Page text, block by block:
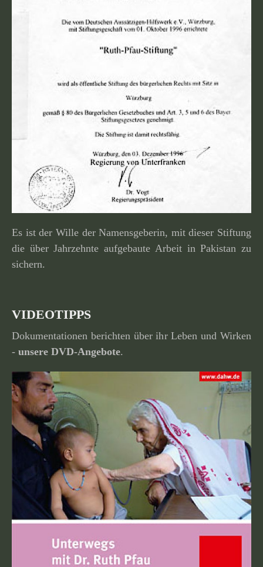
Es ist der Wille der Namensgeberin, mit dieser Stiftung
die über Jahrzehnte aufge­baute Arbeit in Pakistan zu
sichern.
VIDEOTIPPS
Dokumentationen berichten über ihr Leben und Wirken
- unsere DVD-Angebote.